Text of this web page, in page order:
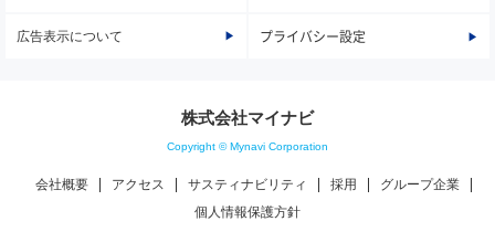
広告表示について プライバシー設定
株式会社マイナビ
Copyright © Mynavi Corporation
会社概要 アクセス サスティナビリティ 採用
グループ企業
個人情報保護方針